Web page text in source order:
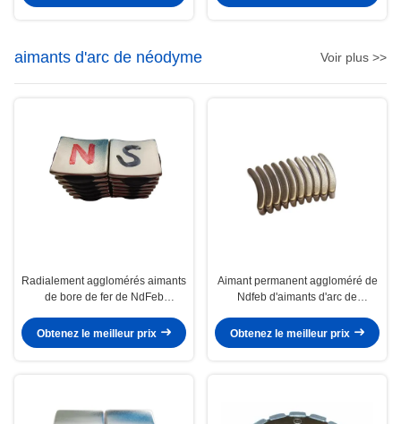
aimants d'arc de néodyme Voir plus >>
Radialement agglomérés aimants
de bore de fer de NdFeb
Obtenez le meilleur prix
Aimant permanent aggloméré de
Ndfeb d'aimants d'arc de
Obtenez le meilleur prix